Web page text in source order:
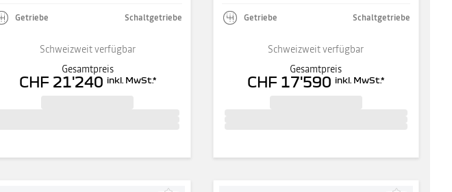
Getriebe Schaltgetriebe
Schweizweit verfügbar
Gesamtpreis
CHF 21'240 inkl. MwSt.*
Getriebe Schaltgetriebe
Schweizweit verfügbar
Gesamtpreis
CHF 17'590 inkl. MwSt.*